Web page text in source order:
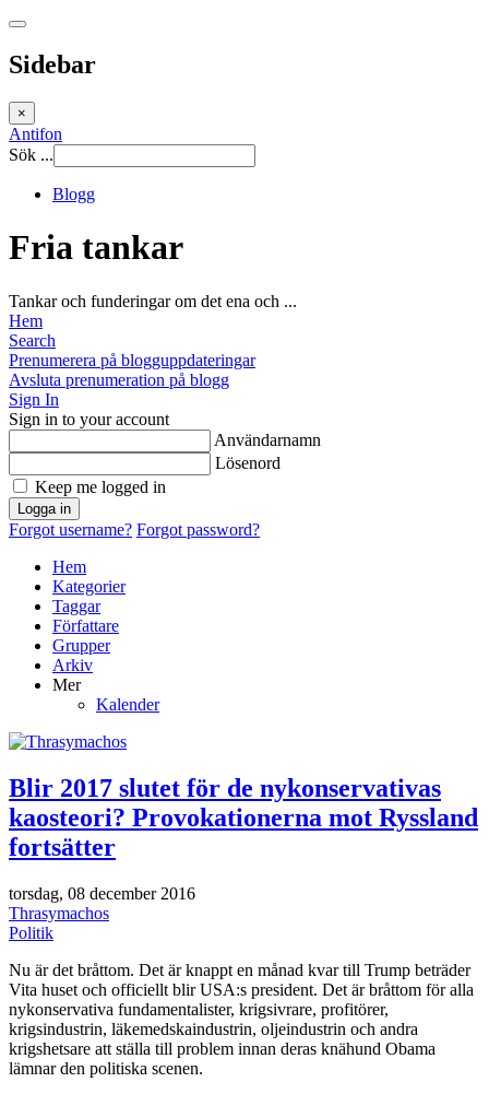
Sidebar
×
Antifon
Sök ...
Blogg
Fria tankar
Tankar och funderingar om det ena och ...
Hem
Search
Prenumerera på blogguppdateringar
Avsluta prenumeration på blogg
Sign In
Sign in to your account
Användarnamn
Lösenord
Keep me logged in
Logga in
Forgot username? Forgot password?
Hem
Kategorier
Taggar
Författare
Grupper
Arkiv
Mer
Kalender
Blir 2017 slutet för de nykonservativas
kaosteori? Provokationerna mot Ryssland
fortsätter
torsdag, 08 december 2016
Thrasymachos
Politik
Nu är det bråttom. Det är knappt en månad kvar till Trump beträder
Vita huset och officiellt blir USA:s president. Det är bråttom för alla
nykonservativa fundamentalister, krigsivrare, profitörer,
krigsindustrin, läkemedskaindustrin, oljeindustrin och andra
krigshetsare att ställa till problem innan deras knähund Obama
lämnar den politiska scenen.